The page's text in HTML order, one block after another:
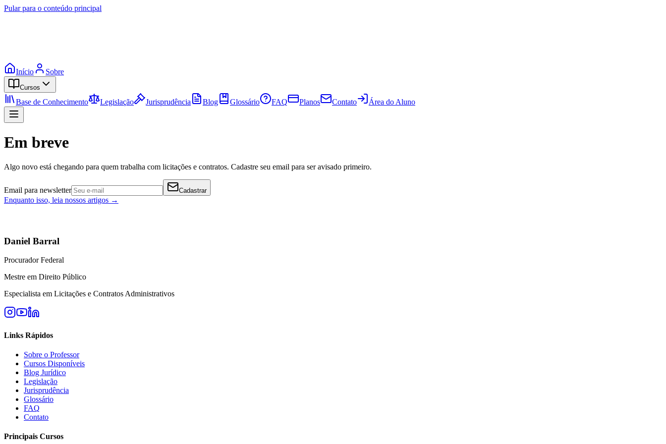
Pular para o conteúdo principal
Início Sobre
Cursos
Base de Conhecimento Legislação Jurisprudência Blog Glossário FAQ Planos Contato Área do Aluno
Em breve
Algo novo está chegando para quem trabalha com licitações e contratos. Cadastre seu email para ser avisado primeiro.
Email para newsletter Cadastrar
Enquanto isso, leia nossos artigos →
Daniel Barral
Procurador Federal
Mestre em Direito Público
Especialista em Licitações e Contratos Administrativos
Links Rápidos
Sobre o Professor
Cursos Disponíveis
Blog Jurídico
Legislação
Jurisprudência
Glossário
FAQ
Contato
Principais Cursos